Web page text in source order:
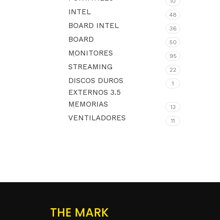
INTEL 48
BOARD INTEL 36
BOARD 50
MONITORES 95
STREAMING 22
DISCOS DUROS
EXTERNOS 3.5
1
MEMORIAS 13
VENTILADORES 11
THE MARK